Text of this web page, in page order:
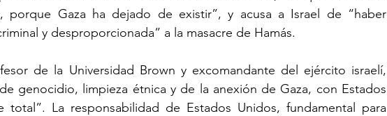
porque Gaza ha dejado de existir”, y acusa a Israel de “haber
y desproporcionada” a la masacre de Hamás.
de la Universidad Brown y excomandante del ejército israelí,
genocidio, limpieza étnica y de la anexión de Gaza, con Estados
total”. La responsabilidad de Estados Unidos, fundamental para